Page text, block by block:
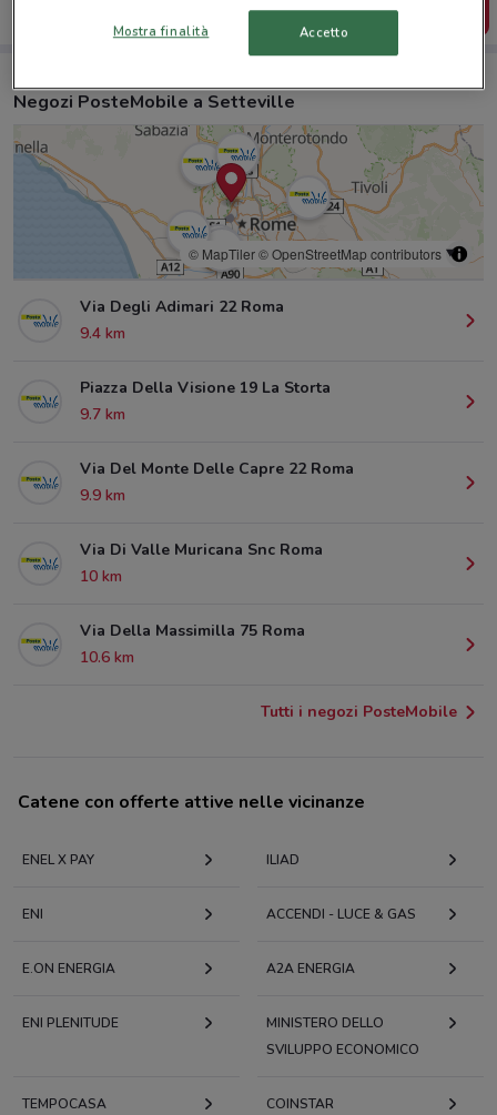
SCARICA L’APP
Negozi PosteMobile a Setteville
© MapTiler© OpenStreetMap contributors
Via Degli Adimari 22 Roma
9.4 km
Piazza Della Visione 19 La Storta
9.7 km
Via Del Monte Delle Capre 22 Roma
9.9 km
Via Di Valle Muricana Snc Roma
10 km
Via Della Massimilla 75 Roma
10.6 km
Tutti i negozi PosteMobile
Catene con offerte attive nelle vicinanze
ENEL X PAY ILIAD
ENI ACCENDI - LUCE & GAS
E.ON ENERGIA A2A ENERGIA
ENI PLENITUDE
MINISTERO DELLO
SVILUPPO ECONOMICO
TEMPOCASA COINSTAR
Mostra finalità Accetto